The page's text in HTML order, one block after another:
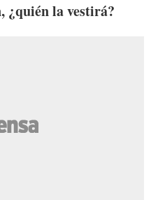
¿quién la vestirá?